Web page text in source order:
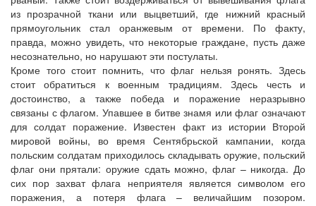
из прозрачной ткани или выцветший, где нижний красный
прямоугольник стал оранжевым от времени. По факту,
правда, можно увидеть, что некоторые граждане, пусть даже
несознательно, но нарушают эти постулаты.
Кроме того стоит помнить, что флаг нельзя ронять. Здесь
стоит обратиться к военным традициям. Здесь честь и
достоинство, а также победа и поражение неразрывно
связаны с флагом. Упавшее в битве знамя или флаг означают
для солдат поражение. Известен факт из истории Второй
мировой войны, во время Сентябрьской кампании, когда
польским солдатам приходилось складывать оружие, польский
флаг они прятали: оружие сдать можно, флаг – никогда. До
сих пор захват флага неприятеля является символом его
поражения, а потеря флага – величайшим позором.